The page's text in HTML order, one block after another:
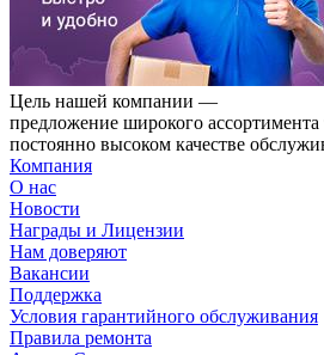
Цель нашей компании —
предложение широкого ассортимента
постоянно высоком качестве
Компания
О нас
Новости
Награды и Лицензии
Нам доверяют
Вакансии
Поддержка
Условия гарантийного обслуживания
Правила ремонта